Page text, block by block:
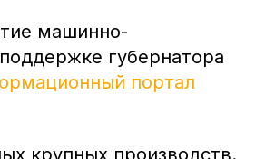
машинно-
губернатора
портал
крупных производств.